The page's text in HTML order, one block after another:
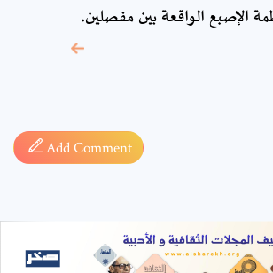
الإصبع الواقعة بين مفصلين.
Add Comment
required fields